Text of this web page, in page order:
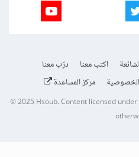
اكتب معنا
درّب معنا
مركز المساعدة
© 2025Hsoub.Content licensed